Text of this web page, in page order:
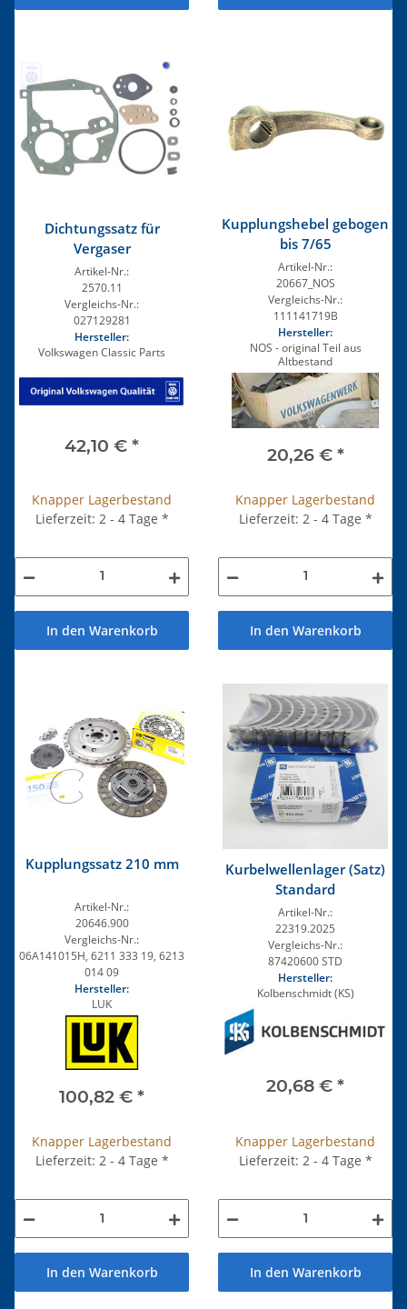
Dichtungssatz für
Vergaser
Artikel-Nr.:
2570.11
Vergleichs-Nr.:
027129281
Hersteller:
Volkswagen Classic Parts
42,10 € *
Knapper Lagerbestand
Lieferzeit: 2 - 4 Tage *
In den Warenkorb
Kupplungshebel gebogen
bis 7/65
Artikel-Nr.:
20667_NOS
Vergleichs-Nr.:
111141719B
Hersteller:
NOS - original Teil aus
Altbestand
20,26 € *
Knapper Lagerbestand
Lieferzeit: 2 - 4 Tage *
In den Warenkorb
Kupplungssatz 210 mm
Artikel-Nr.:
20646.900
Vergleichs-Nr.:
06A141015H, 6211 333 19, 6213
014 09
Hersteller:
LUK
100,82 € *
Knapper Lagerbestand
Lieferzeit: 2 - 4 Tage *
In den Warenkorb
Kurbelwellenlager (Satz)
Standard
Artikel-Nr.:
22319.2025
Vergleichs-Nr.:
87420600 STD
Hersteller:
Kolbenschmidt (KS)
20,68 € *
Knapper Lagerbestand
Lieferzeit: 2 - 4 Tage *
In den Warenkorb